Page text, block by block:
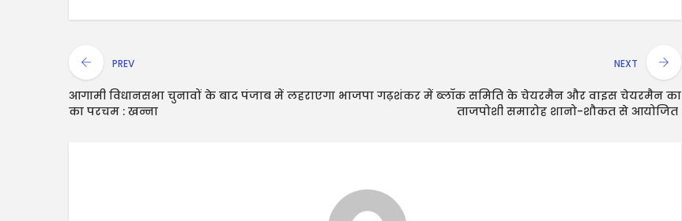
PREV
आगामी विधानसभा चुनावों के बाद पंजाब में लहराएगा भाजपा
का परचम : खन्ना
NEXT
गढ़शंकर में ब्लॉक समिति के चेयरमैन और वाइस चेयरमैन का
ताजपोशी समारोह शानो-शौकत से आयोजित